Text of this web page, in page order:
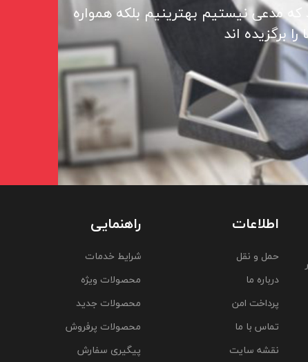
مدعی نیستیم بهترینیم بلکه همواره
برگزیده اند
اطلاعات
حمل و نقل
درباره ما
پرداخت امن
تماس با ما
نقشه سایت
راهنمایی
شرایط خدمات
محصولات ویژه
محصولات جدید
محصولات پرفروش
پیگیری سفارش